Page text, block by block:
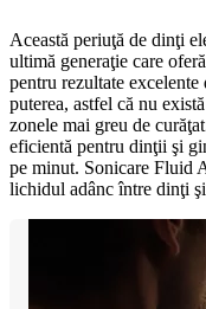
Această periuţă de dinţi
ultimă generaţie care
pentru rezultate
puterea, astfel că nu
zonele mai greu de
eficientă pentru dinţii şi
pe minut. Sonicare Fluid
lichidul adânc între dinţi